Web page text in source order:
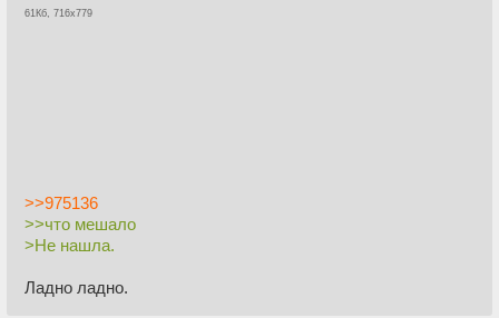
61Кб, 716x779
>>975136
>>что мешало
>Не нашла.
Ладно ладно.